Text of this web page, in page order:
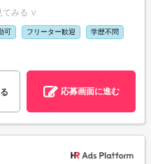
てみる ∨
可 フリーター歓迎 学歴不問
応募画面に進む